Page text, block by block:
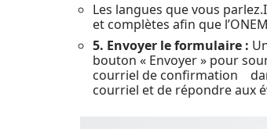
Les langues que vous
et complètes afin que
5. Envoyer le formulaire :
bouton « Envoyer » pour
courriel de confirmation
courriel et de répondre aux